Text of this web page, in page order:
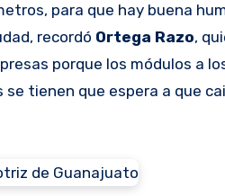
para que hay buena
recordó Ortega Razo,
porque los módulos a
tienen que espera a que